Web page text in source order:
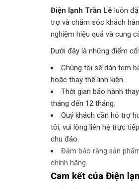
Điện lạnh Trần Lê luôn
trợ và chăm sóc khách
nghiệm hiệu quả và cung
Dưới đây là những điểm
Chúng tôi sẽ dán tem
hoặc thay thế linh kiện.
Thời gian bảo hành
tháng đến 12 tháng.
Quý khách cần hỗ trợ
tôi, vui lòng liên hệ trực
chu đáo.
Đảm bảo rằng sản
chính hãng.
Cam kết của Điện